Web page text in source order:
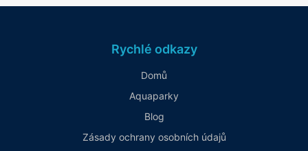
Rychlé odkazy
Domů
Aquaparky
Blog
Zásady ochrany osobních údajů